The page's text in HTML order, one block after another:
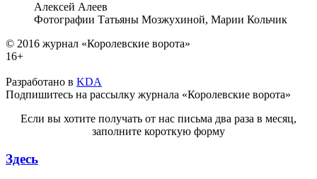
Алексей Алеев
Фотографии Татьяны Мозжухиной, Марии Кольчик
© 2016 журнал «Королевские ворота»
16+
Разработано в KDA
Подпишитесь на рассылку журнала «Королевские ворота»
Если вы хотите получать от нас письма два раза в месяц,
заполните короткую форму
Здесь